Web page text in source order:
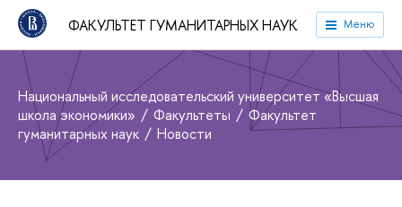
ФАКУЛЬТЕТ ГУМАНИТАРНЫХ НАУК Меню
Национальный исследовательский университет «Высшая
школа экономики»
Факультеты
Факультет
гуманитарных наук
Новости